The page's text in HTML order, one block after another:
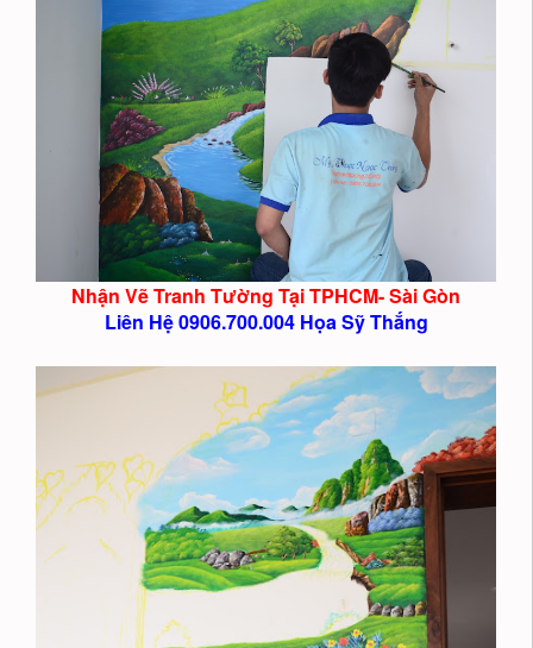
Nhận Vẽ Tranh Tường Tại TPHCM- Sài Gòn
Liên Hệ 0906.700.004 Họa Sỹ Thắng